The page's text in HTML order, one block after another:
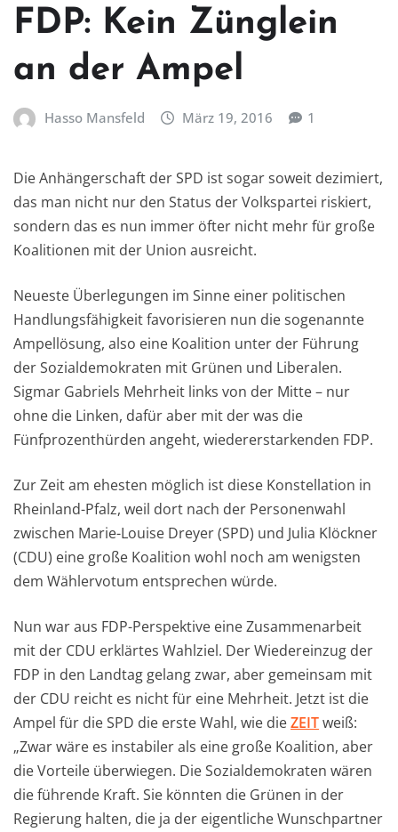
FDP: Kein Zünglein
an der Ampel
Hasso Mansfeld März 19, 2016 1
Die Anhängerschaft der SPD ist sogar soweit dezimiert,
das man nicht nur den Status der Volkspartei riskiert,
sondern das es nun immer öfter nicht mehr für große
Koalitionen mit der Union ausreicht.
Neueste Überlegungen im Sinne einer politischen
Handlungsfähigkeit favorisieren nun die sogenannte
Ampellösung, also eine Koalition unter der Führung
der Sozialdemokraten mit Grünen und Liberalen.
Sigmar Gabriels Mehrheit links von der Mitte – nur
ohne die Linken, dafür aber mit der was die
Fünfprozenthürden angeht, wiedererstarkenden FDP.
Zur Zeit am ehesten möglich ist diese Konstellation in
Rheinland-Pfalz, weil dort nach der Personenwahl
zwischen Marie-Louise Dreyer (SPD) und Julia Klöckner
(CDU) eine große Koalition wohl noch am wenigsten
dem Wählervotum entsprechen würde.
Nun war aus FDP-Perspektive eine Zusammenarbeit
mit der CDU erklärtes Wahlziel. Der Wiedereinzug der
FDP in den Landtag gelang zwar, aber gemeinsam mit
der CDU reicht es nicht für eine Mehrheit. Jetzt ist die
Ampel für die SPD die erste Wahl, wie dieZEITweiß:
„Zwar wäre es instabiler als eine große Koalition, aber
die Vorteile überwiegen. Die Sozialdemokraten wären
die führende Kraft. Sie könnten die Grünen in der
Regierung halten, die ja der eigentliche Wunschpartner